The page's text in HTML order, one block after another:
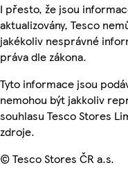
I přesto, že jsou
aktualizovány, Tesco
jakékoliv nesprávné
práva dle zákona.
Tyto informace jsou
nemohou být jakkoliv
souhlasu Tesco Stores
zdroje.
© Tesco Stores ČR a.s.